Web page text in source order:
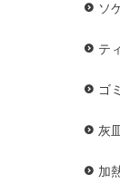
ソ
テ
ゴ
灰
加